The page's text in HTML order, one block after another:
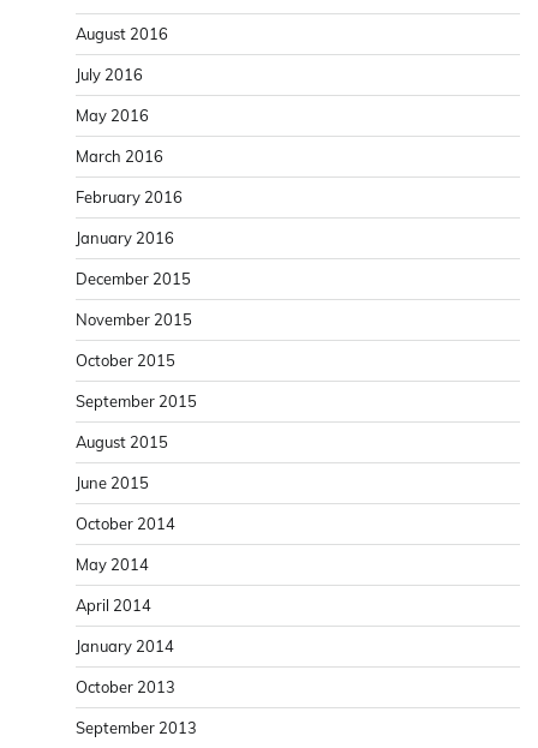
August 2016
July 2016
May 2016
March 2016
February 2016
January 2016
December 2015
November 2015
October 2015
September 2015
August 2015
June 2015
October 2014
May 2014
April 2014
January 2014
October 2013
September 2013